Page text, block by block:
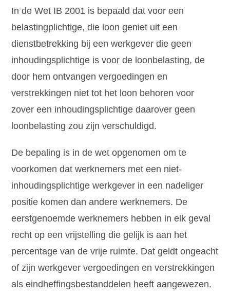
In de Wet IB 2001 is bepaald dat voor een
belastingplichtige, die loon geniet uit een
dienstbetrekking bij een werkgever die geen
inhoudingsplichtige is voor de loonbelasting, de
door hem ontvangen vergoedingen en
verstrekkingen niet tot het loon behoren voor
zover een inhoudingsplichtige daarover geen
loonbelasting zou zijn verschuldigd.
De bepaling is in de wet opgenomen om te
voorkomen dat werknemers met een niet-
inhoudingsplichtige werkgever in een nadeliger
positie komen dan andere werknemers. De
eerstgenoemde werknemers hebben in elk geval
recht op een vrijstelling die gelijk is aan het
percentage van de vrije ruimte. Dat geldt ongeacht
of zijn werkgever vergoedingen en verstrekkingen
als eindheffingsbestanddelen heeft aangewezen.